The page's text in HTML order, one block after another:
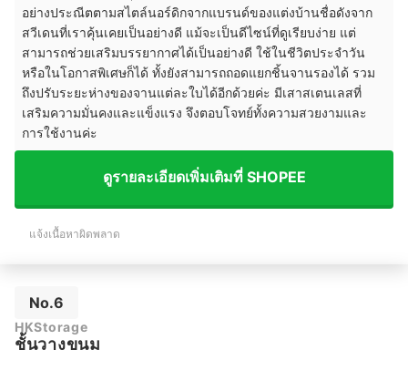
อย่างประณีตตามสไตล์นอร์ดิกจากแบรนด์ของแต่งบ้านชื่อดังจาก
สวีเดนที่เราคุ้นเคยเป็นอย่างดี แม้จะเป็นดีไซน์ที่ดูเรียบง่าย แต่
สามารถช่วยเสริมบรรยากาศได้เป็นอย่างดี ใช้ในชีวิตประจำวัน
หรือในโอกาสพิเศษก็ได้ ทั้งยังสามารถถอดแยกชิ้นจานรองได้ รวม
ถึงปรับระยะห่างของจานแต่ละใบได้อีกด้วยค่ะ มีเสาสเตนเลสที่
เสริมความมั่นคงและแข็งแรง จึงตอบโจทย์ทั้งความสวยงามและ
การใช้งานค่ะ
ดูรายละเอียดเพิ่มเติมที่ SHOPEE
แจ้งเนื้อหาผิดพลาด
No.6
HKStorage
ชั้นวางขนม